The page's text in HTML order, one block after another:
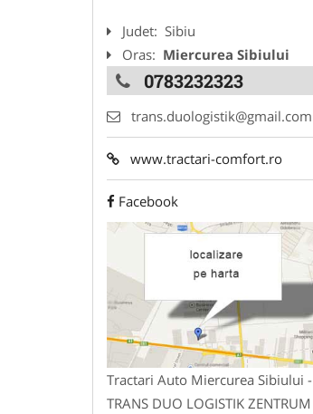
Judet: Sibiu
Oras: Miercurea Sibiului
0783232323
trans.duologistik@gmail.com
www.tractari-comfort.ro
Facebook
Tractari Auto Miercurea Sibiului -
TRANS DUO LOGISTIK ZENTRUM